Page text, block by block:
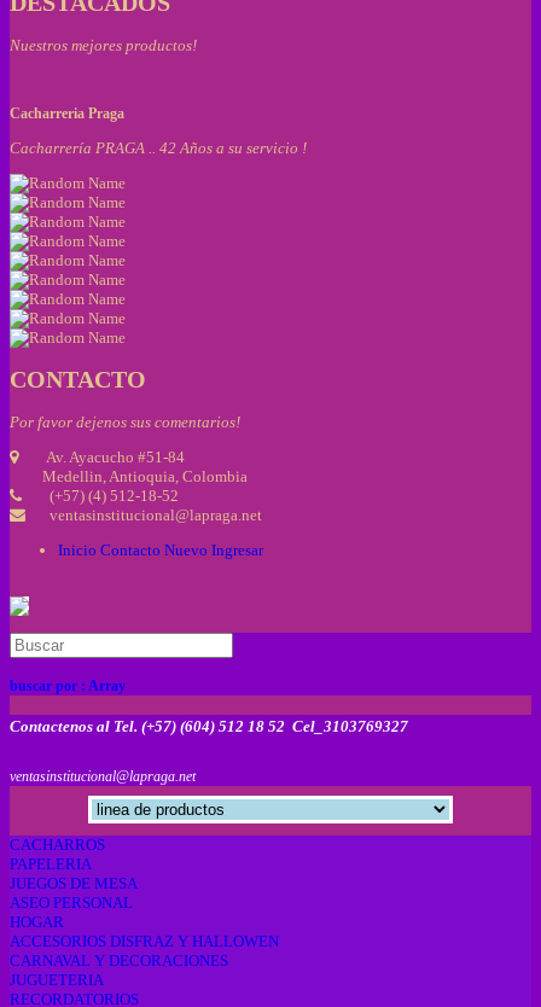
Nuestros mejores productos!
Cacharreria Praga
Cacharrería PRAGA .. 42 Años a su servicio !
CONTACTO
Por favor dejenos sus comentarios!
Av. Ayacucho #51-84
Medellin, Antioquia, Colombia
(+57) (4) 512-18-52
ventasinstitucional@lapraga.net
Inicio Contacto Nuevo Ingresar
buscar por : Array
Contactenos al Tel. (+57) (604) 512 18 52 Cel_3103769327
ventasinstitucional@lapraga.net
CACHARROS
PAPELERIA
JUEGOS DE MESA
ASEO PERSONAL
HOGAR
ACCESORIOS DISFRAZ Y HALLOWEN
CARNAVAL Y DECORACIONES
JUGUETERIA
RECORDATORIOS